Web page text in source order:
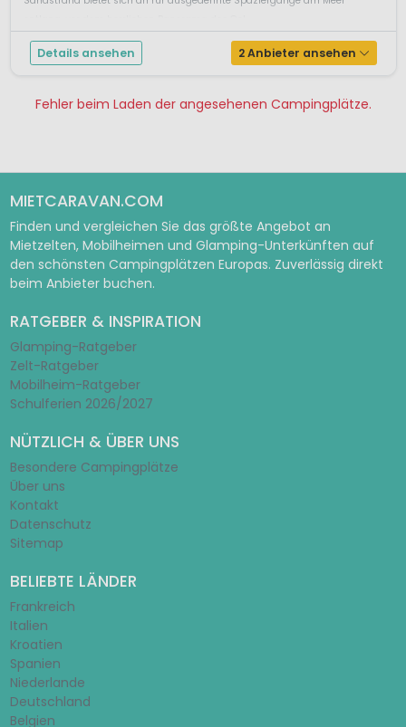
Details ansehen 2 Anbieter ansehen
Fehler beim Laden der angesehenen Campingplätze.
MIETCARAVAN.COM
Finden und vergleichen Sie das größte Angebot an
Mietzelten, Mobilheimen und Glamping-Unterkünften auf
den schönsten Campingplätzen Europas. Zuverlässig direkt
beim Anbieter buchen.
RATGEBER & INSPIRATION
Glamping-Ratgeber
Zelt-Ratgeber
Mobilheim-Ratgeber
Schulferien 2026/2027
NÜTZLICH & ÜBER UNS
Besondere Campingplätze
Über uns
Kontakt
Datenschutz
Sitemap
BELIEBTE LÄNDER
Frankreich
Italien
Kroatien
Spanien
Niederlande
Deutschland
Belgien